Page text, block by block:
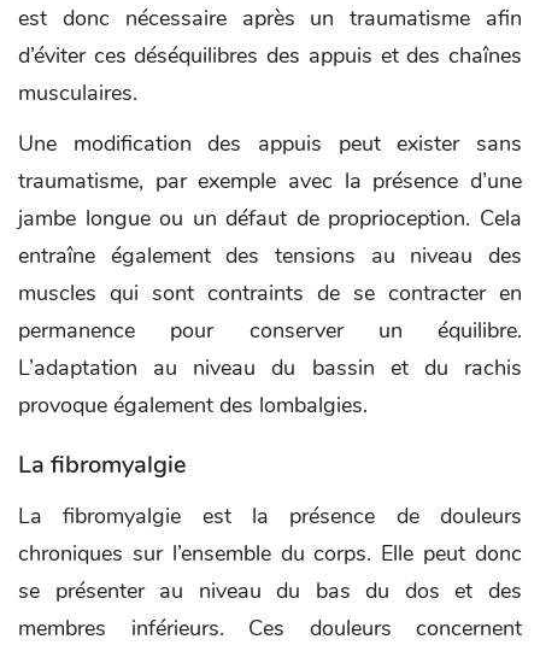
est donc nécessaire après un traumatisme afin
d’éviter ces déséquilibres des appuis et des chaînes
musculaires.
Une modification des appuis peut exister sans
traumatisme, par exemple avec la présence d’une
jambe longue ou un défaut de proprioception. Cela
entraîne également des tensions au niveau des
muscles qui sont contraints de se contracter en
permanence pour conserver un équilibre.
L’adaptation au niveau du bassin et du rachis
provoque également des lombalgies.
La fibromyalgie
La fibromyalgie est la présence de douleurs
chroniques sur l’ensemble du corps. Elle peut donc
se présenter au niveau du bas du dos et des
membres inférieurs. Ces douleurs concernent